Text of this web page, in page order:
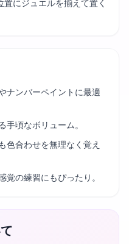
にジュエルを揃えて置く
ナンバーペイントに最適
手頃なボリューム。
色合わせを無理なく覚え
覚の練習にもぴったり。